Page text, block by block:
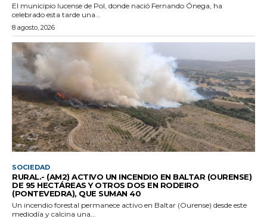
El municipio lucense de Pol, donde nació Fernando Ónega, ha
celebrado esta tarde una...
8 agosto, 2026
SOCIEDAD
RURAL.- (AM2) ACTIVO UN INCENDIO EN BALTAR (OURENSE)
DE 95 HECTÁREAS Y OTROS DOS EN RODEIRO
(PONTEVEDRA), QUE SUMAN 40
Un incendio forestal permanece activo en Baltar (Ourense) desde este
mediodía y calcina una...